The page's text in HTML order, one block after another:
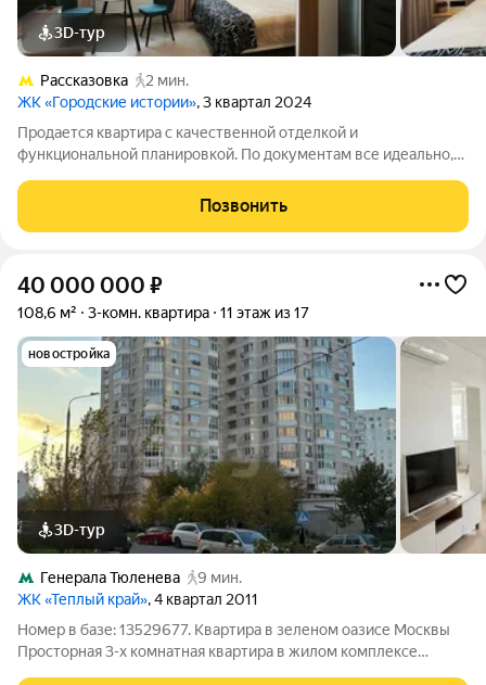
3D-тур
Рассказовка
2 мин.
ЖК «Городские истории», 3 квартал 2024
Продается квартира с качественной отделкой и
функциональной планировкой. По документам все идеально,
Записывайтесь на просмотр.Позвонить
40 000 000 ₽
108,6 м² 3-комн. квартира 11 этаж из 17
новостройка
3D-тур
Генерала Тюленева
9 мин.
ЖК «Теплый край», 4 квартал 2011
Номер в базе: 13529677. Квартира в зеленом оазисе Москвы
Просторная 3-х комнатная квартира в жилом комплексе